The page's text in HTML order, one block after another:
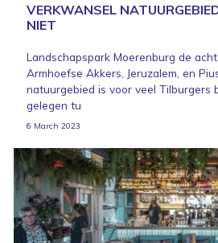
VERKWANSEL
NIET
Landschapspark Moerenburg de
Armhoefse Akkers, Jeruzalem, en
natuurgebied is voor veel Tilburgers
gelegen tu
6 March 2023